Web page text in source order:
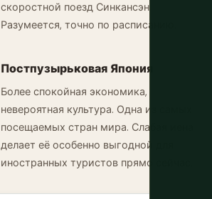
скоростной поезд Синкансэн.
Разумеется, точно по расписанию.
Постпузырьковая Япония
Более спокойная экономика,
невероятная культура. Одна из самых
посещаемых стран мира. Слабая иена
делает её особенно выгодной для
иностранных туристов прямо сейчас.